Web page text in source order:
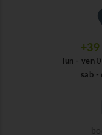
lun - ven
sab -